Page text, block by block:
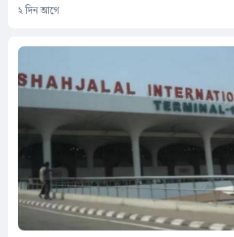
২ দিন আগে